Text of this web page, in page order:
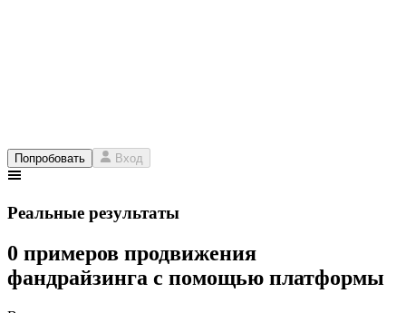
Попробовать Вход
Реальные результаты
0 примеров продвижения
фандрайзинга с помощью платформы